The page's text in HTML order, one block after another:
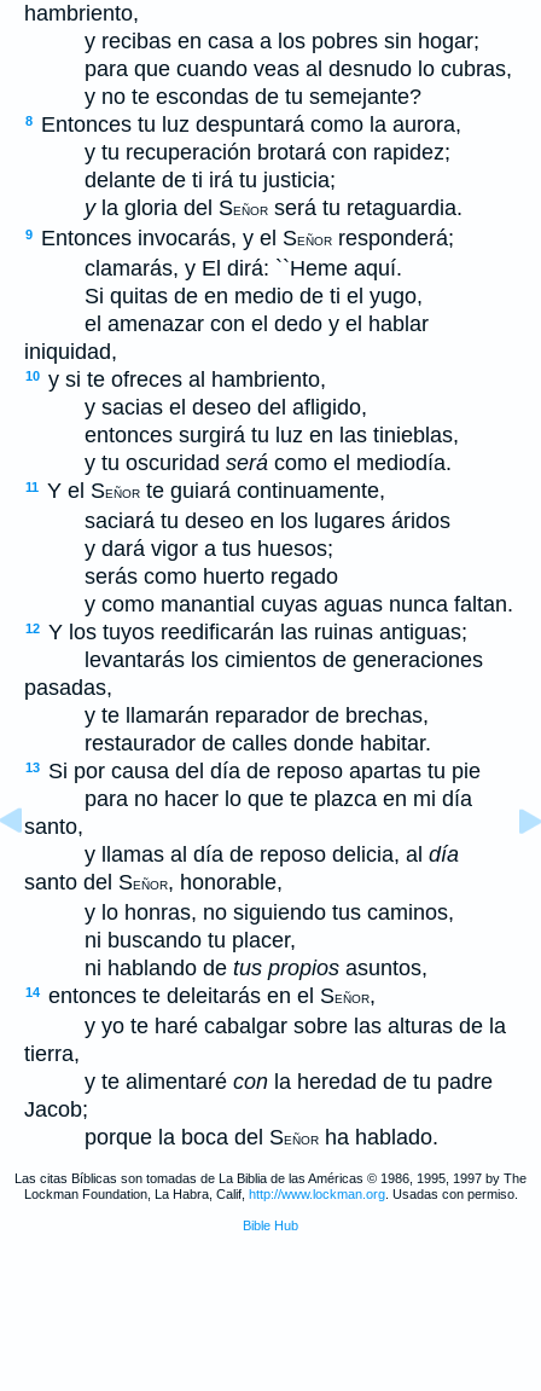
hambriento,
y recibas en casa a los pobres sin hogar;
para que cuando veas al desnudo lo cubras,
y no te escondas de tu semejante?
8
Entonces tu luz despuntará como la aurora,
y tu recuperación brotará con rapidez;
delante de ti irá tu justicia;
yla gloria del SEÑOR será tu retaguardia.
9 Entonces invocarás, y el SEÑOR responderá;
clamarás, y El dirá: ``Heme aquí.
Si quitas de en medio de ti el yugo,
el amenazar con el dedo y el hablar
iniquidad,
10 y si te ofreces al hambriento,
y sacias el deseo del afligido,
entonces surgirá tu luz en las tinieblas,
y tu oscuridad será como el mediodía.
11 Y el SEÑOR te guiará continuamente,
saciará tu deseo en los lugares áridos
y dará vigor a tus huesos;
serás como huerto regado
y como manantial cuyas aguas nunca faltan.
12 Y los tuyos reedificarán las ruinas antiguas;
levantarás los cimientos de generaciones
pasadas,
y te llamarán reparador de brechas,
restaurador de calles donde habitar.
13
Si por causa del día de reposo apartas tu pie
para no hacer lo que te plazca en mi día
santo,
y llamas al día de reposo delicia, al día
santo del SEÑOR, honorable,
y lo honras, no siguiendo tus caminos,
ni buscando tu placer,
ni hablando de tus propios asuntos,
14 entonces te deleitarás en el SEÑOR,
y yo te haré cabalgar sobre las alturas de la
tierra,
y te alimentaré con la heredad de tu padre
Jacob;
porque la boca del SEÑOR ha hablado.
Las citas Bíblicas son tomadas de La Biblia de las Américas © 1986, 1995, 1997 by The
Lockman Foundation, La Habra, Calif, http://www.lockman.org. Usadas con permiso.
Bible Hub